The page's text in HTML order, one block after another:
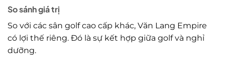
So sánh giá trị
So với các sân golf cao cấp khác, Văn Lang Empire
có lợi thế riêng. Đó là sự kết hợp giữa golf và nghỉ
dưỡng.